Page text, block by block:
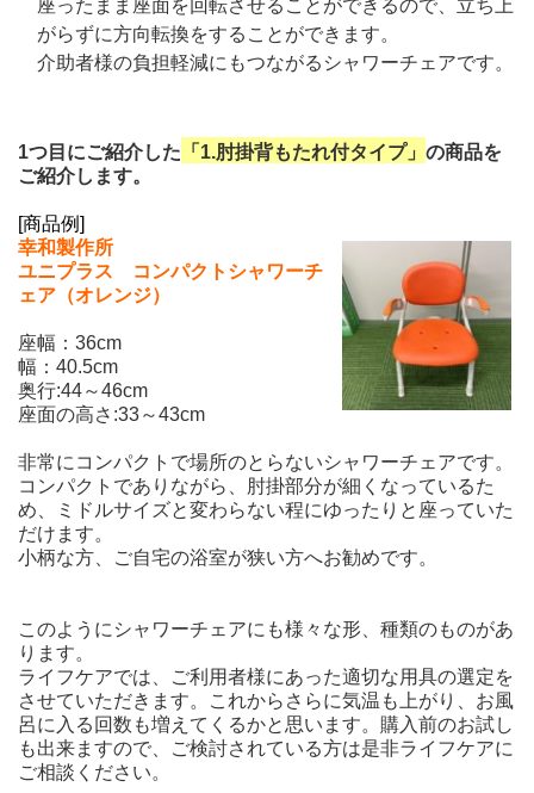
座ったまま座面を回転させることができるので、立ち上
がらずに方向転換をすることができます。
介助者様の負担軽減にもつながるシャワーチェアです。
1つ目にご紹介した 「1.肘掛背もたれ付タイプ」 の商品を
ご紹介します。
[商品例]
幸和製作所
ユニプラス コンパクトシャワーチ
ェア（オレンジ）
座幅：36cm
幅：40.5cm
奥行:44～46cm
座面の高さ:33～43cm
非常にコンパクトで場所のとらないシャワーチェアです。
コンパクトでありながら、肘掛部分が細くなっているた
め、ミドルサイズと変わらない程にゆったりと座っていた
だけます。
小柄な方、ご自宅の浴室が狭い方へお勧めです。
このようにシャワーチェアにも様々な形、種類のものがあ
ります。
ライフケアでは、ご利用者様にあった適切な用具の選定を
させていただきます。
これからさらに気温も上がり、お風
呂に入る回数も増えてくるかと思います。購入前のお試し
も出来ますので、ご検討されている方は是非ライフケアに
ご相談ください。